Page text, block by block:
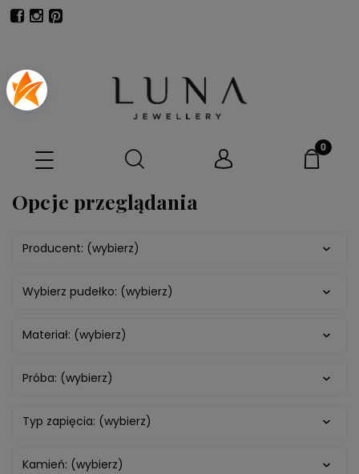
Opcje przeglądania
Producent: (wybierz)
Wybierz pudełko: (wybierz)
Materiał: (wybierz)
Próba: (wybierz)
Typ zapięcia: (wybierz)
Kamień: (wybierz)